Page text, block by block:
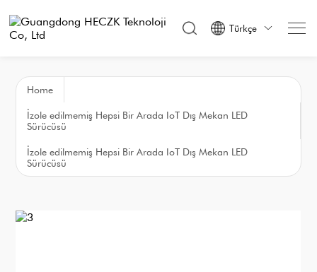
Türkçe 
Home
İzole edilmemiş Hepsi Bir Arada IoT Dış Mekan LED
Sürücüsü
İzole edilmemiş Hepsi Bir Arada IoT Dış Mekan LED
Sürücüsü